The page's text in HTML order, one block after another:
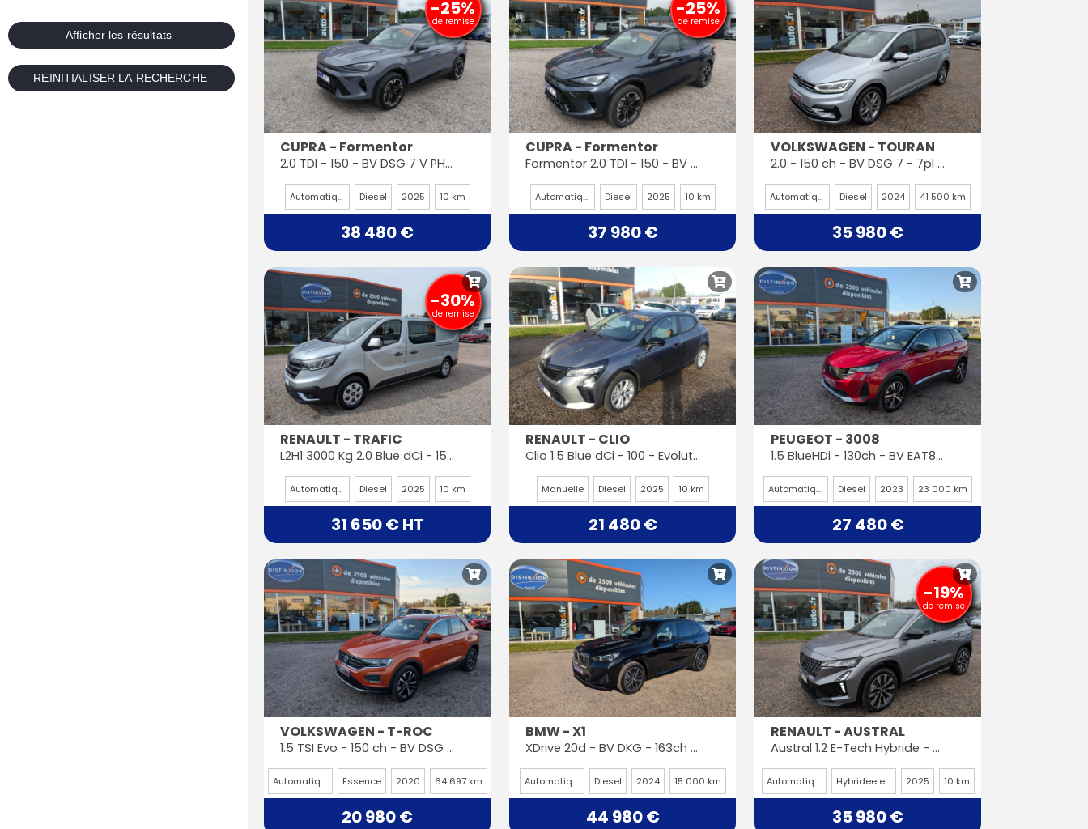
-25%
de remise
CUPRA - Formentor
2.0 TDI - 150 - BV DSG 7 V PHASE 2
Automatique Diesel 2025 10 km
38 480 €
-25%
de remise
CUPRA - Formentor
Formentor 2.0 TDI - 150 - BV DSG 7 V PHASE 2
Automatique Diesel 2025 10 km
37 980 €
VOLKSWAGEN - TOURAN
2.0 - 150 ch - BV DSG 7 - 7pl - R-line ( Français)
Automatique Diesel 2024 41 500 km
35 980 €
-30%
de remise
RENAULT - TRAFIC
L2H1 3000 Kg 2.0 Blue dCi - 150CH - BVA - CABINE APPROFONDIE - 6 PLACES
Automatique Diesel 2025 10 km
31 650 € HT
RENAULT - CLIO
Clio 1.5 Blue dCi - 100 - Evolution PHASE 2
Manuelle Diesel 2025 10 km
21 480 €
PEUGEOT - 3008
1.5 BlueHDi - 130ch - BV EAT8 - GT PHASE 2
Automatique Diesel 2023 23 000 km
27 480 €
VOLKSWAGEN - T-ROC
1.5 TSI Evo - 150 ch - BV DSG 7 - United
Automatique Essence 2020 64 697 km
20 980 €
BMW - X1
XDrive 20d - BV DKG - 163ch - M Sport - U11
Automatique Diesel 2024 15 000 km
44 980 €
-19%
de remise
RENAULT - AUSTRAL
Austral 1.2 E-Tech Hybride - 200 - BVA multi-modes Techno PHASE 2
Automatique Hybridee essence 2025 10 km
35 980 €